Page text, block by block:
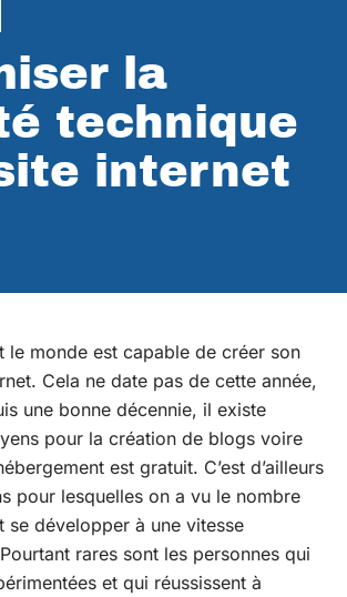
la
technique
internet
le monde est capable de créer son
Cela ne date pas de cette année,
une bonne décennie, il existe
pour la création de blogs voire
est gratuit. C’est d’ailleurs
pour lesquelles on a vu le nombre
se développer à une vitesse
rares sont les personnes qui
et qui réussissent à